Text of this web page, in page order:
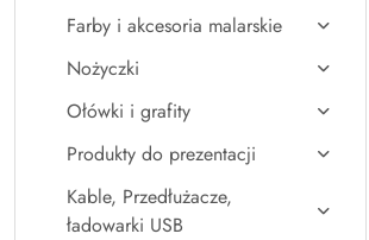
Farby i akcesoria malarskie
Nożyczki
Ołówki i grafity
Produkty do prezentacji
Kable, Przedłużacze,
ładowarki USB